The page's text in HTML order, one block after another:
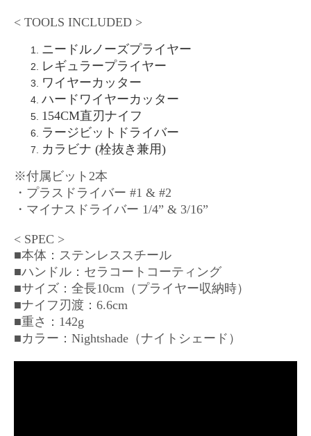
< TOOLS INCLUDED >
ニードルノーズプライヤー
レギュラープライヤー
ワイヤーカッター
ハードワイヤーカッター
154CM直刃ナイフ
ラージビットドライバー
カラビナ (栓抜き兼用)
※付属ビット2本
・プラスドライバー #1 & #2
・マイナスドライバー 1/4” & 3/16”
< SPEC >
■本体：ステンレススチール
■ハンドル：セラコートコーティング
■サイズ：全長10cm（プライヤー収納時）
■ナイフ刃渡：6.6cm
■重さ：142g
■カラー：Nightshade（ナイトシェード）